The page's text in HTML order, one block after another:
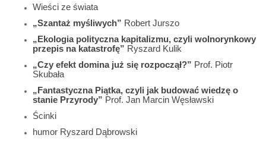
Wieści ze świata
„Szantaż myśliwych” Robert Jurszo
„Ekologia polityczna kapitalizmu, czyli wolnorynkowy
przepis na katastrofę” Ryszard Kulik
„Czy efekt domina już się rozpoczął?” Prof. Piotr
Skubała
„Fantastyczna Piątka, czyli jak budować wiedzę o
stanie Przyrody” Prof. Jan Marcin Węsławski
Ścinki
humor Ryszard Dąbrowski